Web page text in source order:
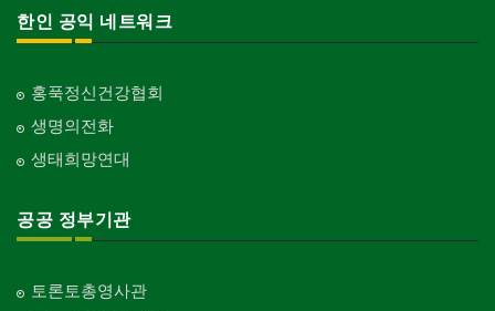
한인 공익 네트워크
홍푹정신건강협회
생명의전화
생태희망연대
공공 정부기관
토론토총영사관